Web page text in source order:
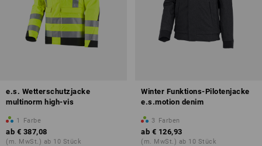
e.s. Wetterschutzjacke
multinorm high-vis
1 Farbe
ab € 387,08
(m. MwSt.) ab 10 Stück
Winter Funktions-Pilotenjacke
e.s.motion denim
3 Farben
ab € 126,93
(m. MwSt.) ab 10 Stück